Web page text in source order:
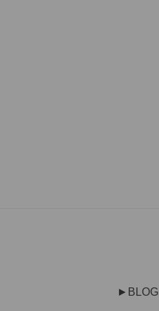
►BLOG